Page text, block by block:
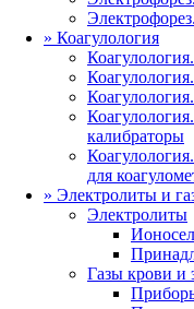
» Коагулология
калибраторы
для
» Электролиты и
Электролиты
Газы крови и